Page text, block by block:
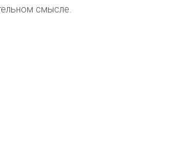
смысле.